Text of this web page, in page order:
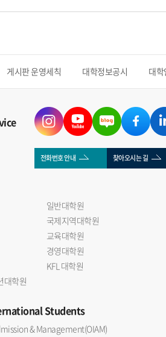
게시판 운영세칙 대학정보공시 대
전화번호 안내 찾아오시는 길
일반대학원
국제지역대학원
교육대학원
경영대학원
KFL 대학원
대학원
Students
& Management(OIAM)